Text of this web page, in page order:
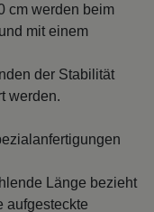
cm werden beim
mit einem
der Stabilität
werden.
Länge bezieht
aufgesteckte